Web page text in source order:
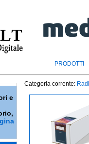
PRODOTTI
e
Categoria corrente: